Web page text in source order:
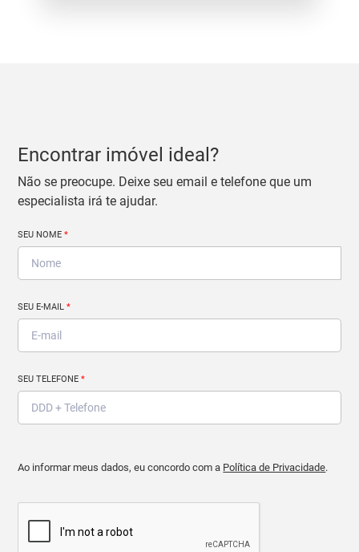
Encontrar imóvel ideal?
Não se preocupe. Deixe seu email e telefone que um
especialista irá te ajudar.
SEU NOME*
SEU E-MAIL*
SEU TELEFONE*
Ao informar meus dados, eu concordo com a Política de Privacidade.